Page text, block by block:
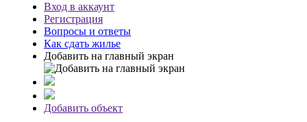
Вход в аккаунт
Регистрация
Вопросы и ответы
Как сдать жилье
Добавить на главный экран
Добавить объект